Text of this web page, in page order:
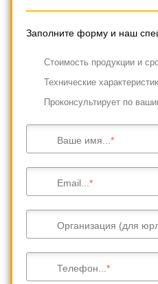
Заполните форму и наш
Cтоимость продукции и
Технические
Проконсультирует по
Ваше имя...
Email...
Организация (для
Телефон...